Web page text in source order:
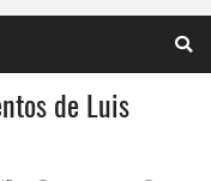
de Luis